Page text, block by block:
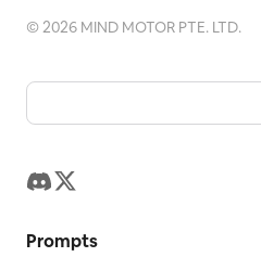
©2026 MIND MOTOR PTE. LTD.
Prompts